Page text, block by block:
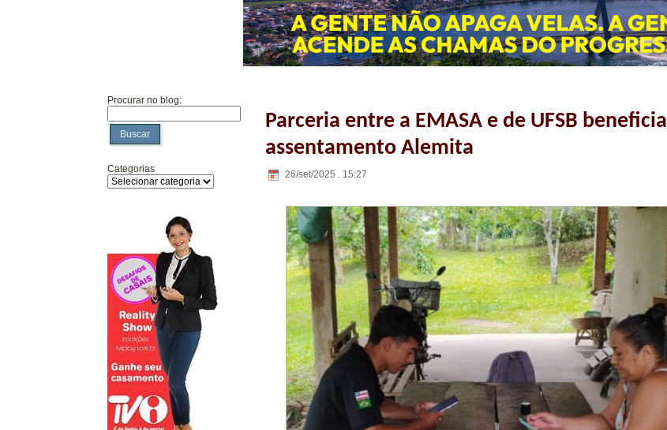
Procurar no blog:
Buscar
Categorias
Parceria entre a EMASA e de UFSB beneficia
assentamento Alemita
26/set/2025 . 15:27